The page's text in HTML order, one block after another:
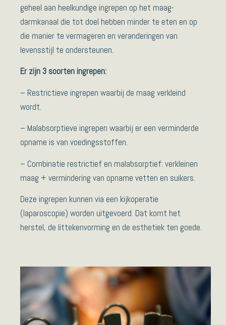
geheel aan heelkundige ingrepen op het maag-
darmkanaal die tot doel hebben minder te eten en op
die manier te vermageren en veranderingen van
levensstijl te ondersteunen.
Er zijn 3 soorten ingrepen:
– Restrictieve ingrepen waarbij de maag verkleind
wordt.
– Malabsorptieve ingrepen waarbij er een verminderde
opname is van voedingsstoffen.
– Combinatie restrictief en malabsorptief: verkleinen
maag + vermindering van opname vetten en suikers.
Deze ingrepen kunnen via een kijkoperatie
(laparoscopie) worden uitgevoerd. Dat komt het
herstel, de littekenvorming en de esthetiek ten goede.